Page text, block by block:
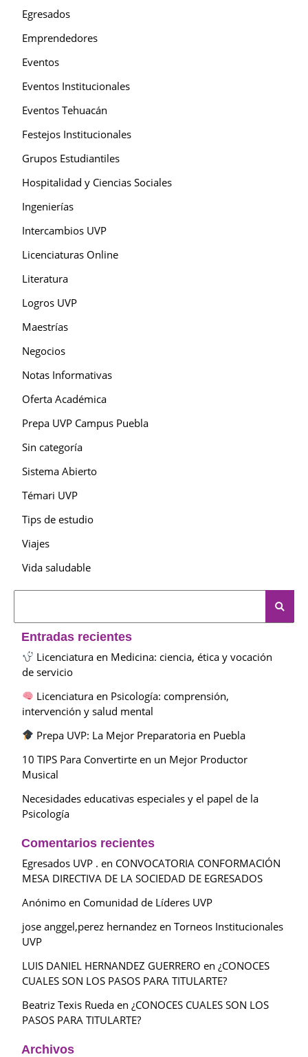
Egresados
Emprendedores
Eventos
Eventos Institucionales
Eventos Tehuacán
Festejos Institucionales
Grupos Estudiantiles
Hospitalidad y Ciencias Sociales
Ingenierías
Intercambios UVP
Licenciaturas Online
Literatura
Logros UVP
Maestrías
Negocios
Notas Informativas
Oferta Académica
Prepa UVP Campus Puebla
Sin categoría
Sistema Abierto
Témari UVP
Tips de estudio
Viajes
Vida saludable
Entradas recientes
Licenciatura en Medicina: ciencia, ética y vocación
de servicio
Licenciatura en Psicología: comprensión,
intervención y salud mental
Prepa UVP: La Mejor Preparatoria en Puebla
10 TIPS Para Convertirte en un Mejor Productor
Musical
Necesidades educativas especiales y el papel de la
Psicología
Comentarios recientes
Egresados UVP . en CONVOCATORIA CONFORMACIÓN
MESA DIRECTIVA DE LA SOCIEDAD DE EGRESADOS
Anónimo en Comunidad de Líderes UVP
jose anggel,perez hernandez en Torneos Institucionales
UVP
LUIS DANIEL HERNANDEZ GUERRERO en ¿CONOCES
CUALES SON LOS PASOS PARA TITULARTE?
Beatriz Texis Rueda en ¿CONOCES CUALES SON LOS
PASOS PARA TITULARTE?
Archivos